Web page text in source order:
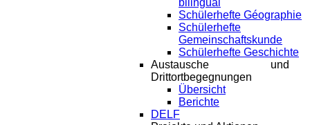
bilingual
Schülerhefte Géographie
Schülerhefte
Gemeinschaftskunde
Schülerhefte Geschichte
Austausche und
Drittortbegegnungen
Übersicht
Berichte
DELF